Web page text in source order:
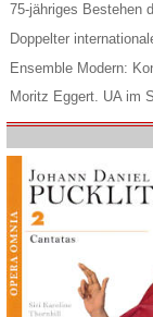
75-jähriges Bestehen
Doppelter
Ensemble Modern:
Moritz Eggert. UA im